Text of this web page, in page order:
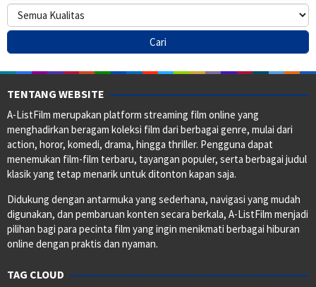
TENTANG WEBSITE
A-ListFilm merupakan platform streaming film online yang
menghadirkan beragam koleksi film dari berbagai genre, mulai dari
action, horor, komedi, drama, hingga thriller. Pengguna dapat
menemukan film-film terbaru, tayangan populer, serta berbagai judul
klasik yang tetap menarik untuk ditonton kapan saja.
Didukung dengan antarmuka yang sederhana, navigasi yang mudah
digunakan, dan pembaruan konten secara berkala, A-ListFilm menjadi
pilihan bagi para pecinta film yang ingin menikmati berbagai hiburan
online dengan praktis dan nyaman.
TAG CLOUD